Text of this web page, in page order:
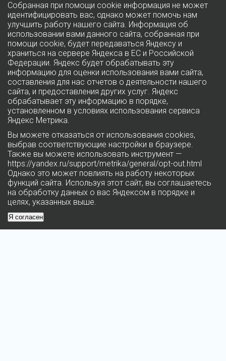
Собранная при помощи cookie информация не может
идентифицировать вас, однако может помочь нам
улучшить работу нашего сайта. Информация об
использовании вами данного сайта, собранная при
помощи cookie, будет передаваться Яндексу и
храниться на сервере Яндекса в ЕС и Российской
Федерации. Яндекс будет обрабатывать эту
информацию для оценки использования вами сайта,
составления для нас отчетов о деятельности нашего
сайта, и предоставления других услуг. Яндекс
обрабатывает эту информацию в порядке,
установленном в условиях использования сервиса
Яндекс Метрика.
Вы можете отказаться от использования cookies,
выбрав соответствующие настройки в браузере.
Также вы можете использовать инструмент —
https://yandex.ru/support/metrika/general/opt-out.html
Однако это может повлиять на работу некоторых
функций сайта. Используя этот сайт, вы соглашаетесь
на обработку данных о вас Яндексом в порядке и
целях, указанных выше.
Я согласен